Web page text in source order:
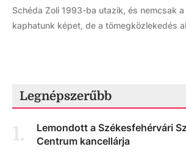
Schéda Zoli 1993-ba utazik, és nemcsak
kaphatunk képet, de a tömegközlekedés
Legnépszerűbb
1.
Lemondott a Székesfehérvári
Centrum kancellárja